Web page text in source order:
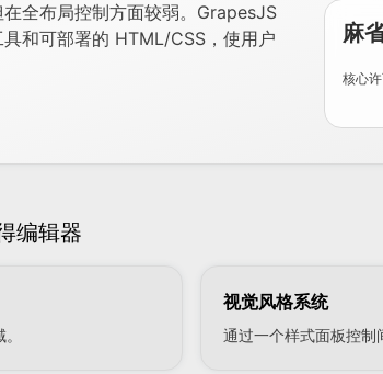
全布局控制方面较弱。GrapesJS
和可部署的 HTML/CSS，使用户
麻
核心
编辑器
视觉风格系统
通过一个样式面板控制